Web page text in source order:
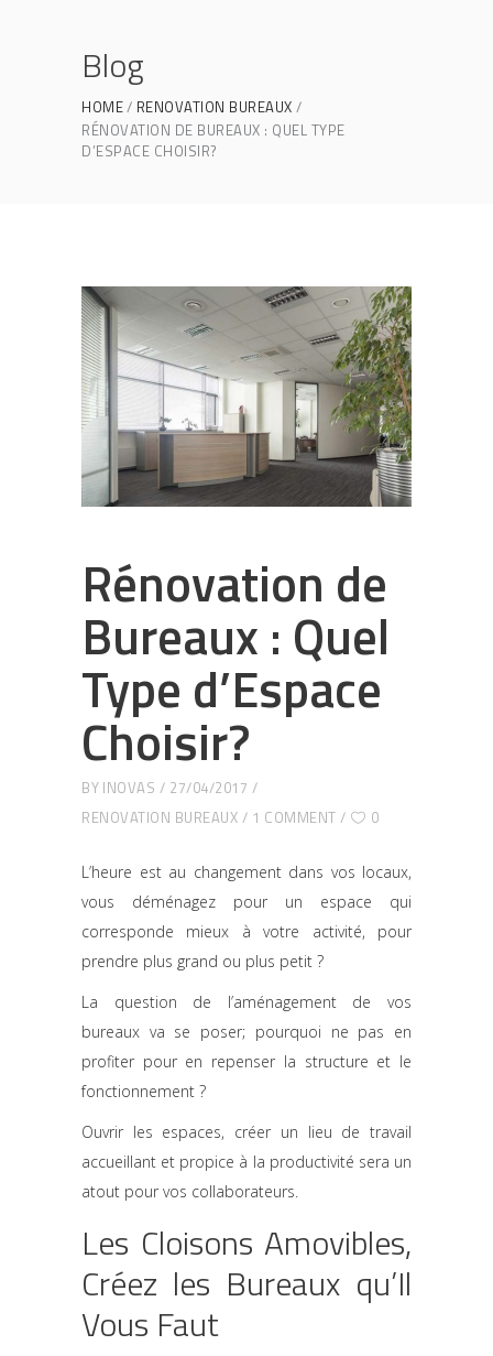
Blog
HOME
RENOVATION BUREAUX
RÉNOVATION DE BUREAUX : QUEL TYPE
D’ESPACE CHOISIR?
Rénovation de
Bureaux : Quel
Type d’Espace
Choisir?
BY INOVAS
27/04/2017
RENOVATION BUREAUX
1 COMMENT 0
L’heure est au changement dans vos locaux,
vous déménagez pour un espace qui
corresponde mieux à votre activité, pour
prendre plus grand ou plus petit ?
La question de l’aménagement de vos
bureaux va se poser; pourquoi ne pas en
profiter pour en repenser la structure et le
fonctionnement ?
Ouvrir les espaces, créer un lieu de travail
accueillant et propice à la productivité sera un
atout pour vos collaborateurs.
Les Cloisons Amovibles,
Créez les Bureaux qu’Il
Vous Faut